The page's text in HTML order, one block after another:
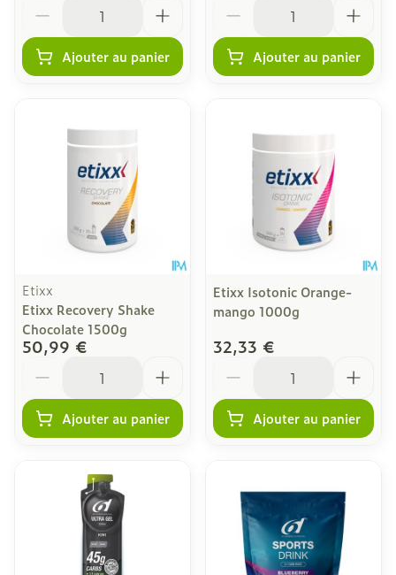
Ajouter au panier Ajouter au panier
Etixx
Etixx Recovery Shake
Chocolate 1500g
50,99 €
Ajouter au panier
Etixx Isotonic Orange-
mango 1000g
32,33 €
Ajouter au panier